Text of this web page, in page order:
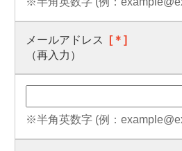
メールアドレス
[＊]
（再入力）
※半角英数字 (例：